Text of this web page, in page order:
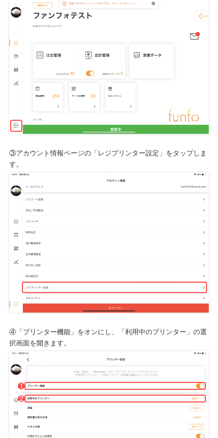
③アカウント情報ページの「レジプリンター設定」をタップしま
す。
④「プリンター機能」をオンにし、「利用中のプリンター」の選
択画面を開きます。